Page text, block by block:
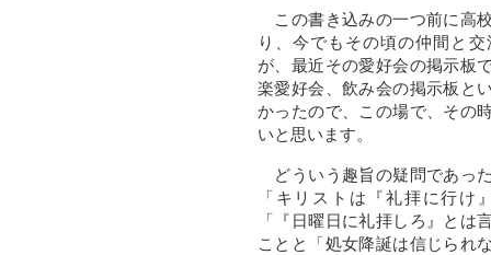
この書き込みの一つ前に高
り、今でもその頃の仲間と
が、最近その愛好会の掲示板
楽愛好会、飲み会の掲示板と
かったので、この場で、その
いと思います。
どういう趣旨の疑問であっ
「キリストは『礼拝に行け
「『日曜日に礼拝しろ』とは
ことと「処女降誕は信じられ